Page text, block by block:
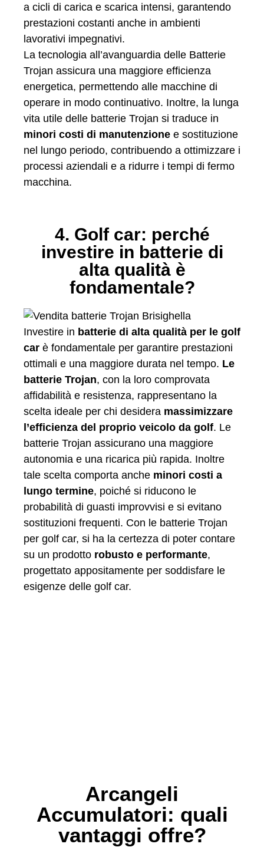
a cicli di carica e scarica intensi, garantendo
prestazioni costanti anche in ambienti
lavorativi impegnativi.
La tecnologia all’avanguardia delle Batterie
Trojan assicura una maggiore efficienza
energetica, permettendo alle macchine di
operare in modo continuativo. Inoltre, la lunga
vita utile delle batterie Trojan si traduce in
minori costi di manutenzione e sostituzione
nel lungo periodo, contribuendo a ottimizzare i
processi aziendali e a ridurre i tempi di fermo
macchina.
4. Golf car: perché
investire in batterie di
alta qualità è
fondamentale?
Investire in batterie di alta qualità per le golf
car è fondamentale per garantire prestazioni
ottimali e una maggiore durata nel tempo. Le
batterie Trojan, con la loro comprovata
affidabilità e resistenza, rappresentano la
scelta ideale per chi desidera massimizzare
l’efficienza del proprio veicolo da golf. Le
batterie Trojan assicurano una maggiore
autonomia e una ricarica più rapida. Inoltre
tale scelta comporta anche minori costi a
lungo termine, poiché si riducono le
probabilità di guasti improvvisi e si evitano
sostituzioni frequenti. Con le batterie Trojan
per golf car, si ha la certezza di poter contare
su un prodotto robusto e performante,
progettato appositamente per soddisfare le
esigenze delle golf car.
Arcangeli
Accumulatori: quali
vantaggi offre?